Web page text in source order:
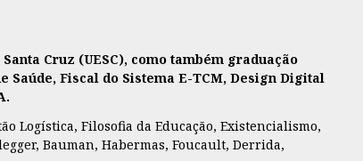
Cruz (UESC), como também graduação
Fiscal do Sistema E-TCM, Design Digital
Logística, Filosofia da Educação, Existencialismo,
Bauman, Habermas, Foucault, Derrida,